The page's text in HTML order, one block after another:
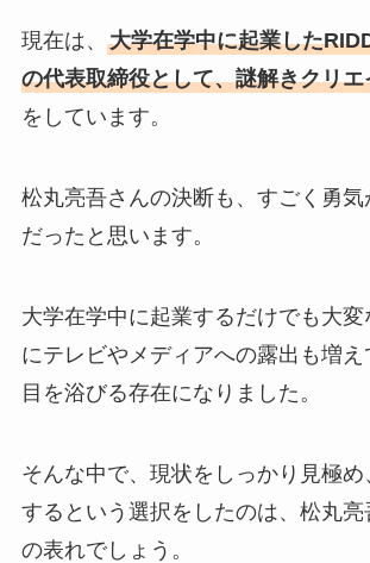
現在は、 大学在学中に起業した
の代表取締役として、謎解きクリ
をしています。
松丸亮吾さんの決断も、すごく勇気
だったと思います。
大学在学中に起業するだけでも大変
にテレビやメディアへの露出も増
目を浴びる存在になりました。
そんな中で、現状をしっかり見極め
するという選択をしたのは、松丸
の表れでしょう。